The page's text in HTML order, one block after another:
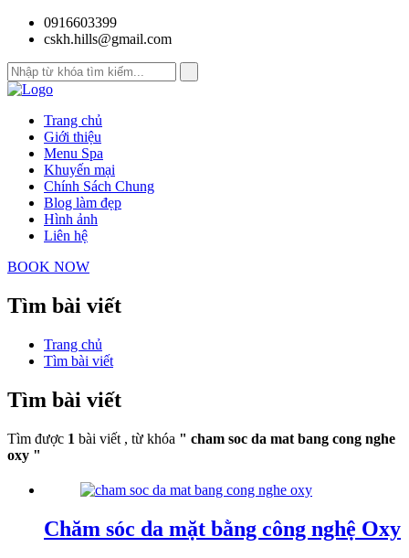
0916603399
cskh.hills@gmail.com
Trang chủ
Giới thiệu
Menu Spa
Khuyến mại
Chính Sách Chung
Blog làm đẹp
Hình ảnh
Liên hệ
BOOK NOW
Tìm bài viết
Trang chủ
Tìm bài viết
Tìm bài viết
Tìm được 1 bài viết , từ khóa " cham soc da mat bang cong nghe
oxy "
Chăm sóc da mặt bằng công nghệ Oxy